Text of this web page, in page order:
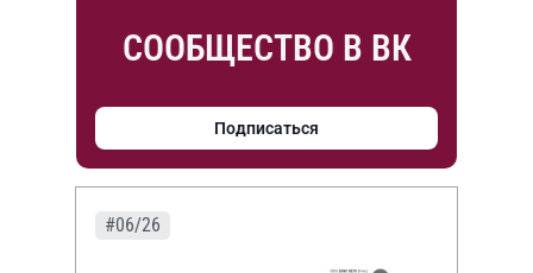
СООБЩЕСТВО В ВК
Подписаться
#06/26